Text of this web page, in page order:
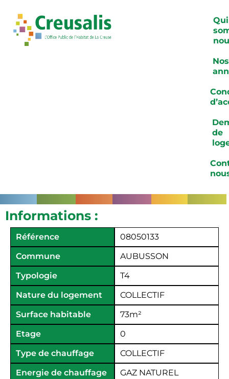
Qui
Nos
de
Informations :
Référence
08050133
Commune
AUBUSSON
Typologie
T4
Nature du logement
COLLECTIF
Surface habitable
73m²
Etage
0
Type de chauffage
COLLECTIF
Energie de chauffage
GAZ NATUREL